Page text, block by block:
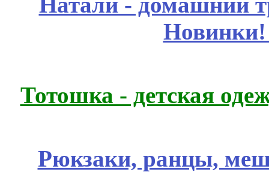
Тотошка - детская
Рюкзаки, ранцы,